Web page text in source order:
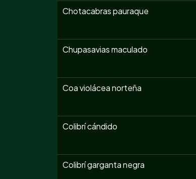
Chotacabras pauraque
Chupasavias maculado
Coa violácea norteña
Colibrí cándido
Colibrí garganta negra